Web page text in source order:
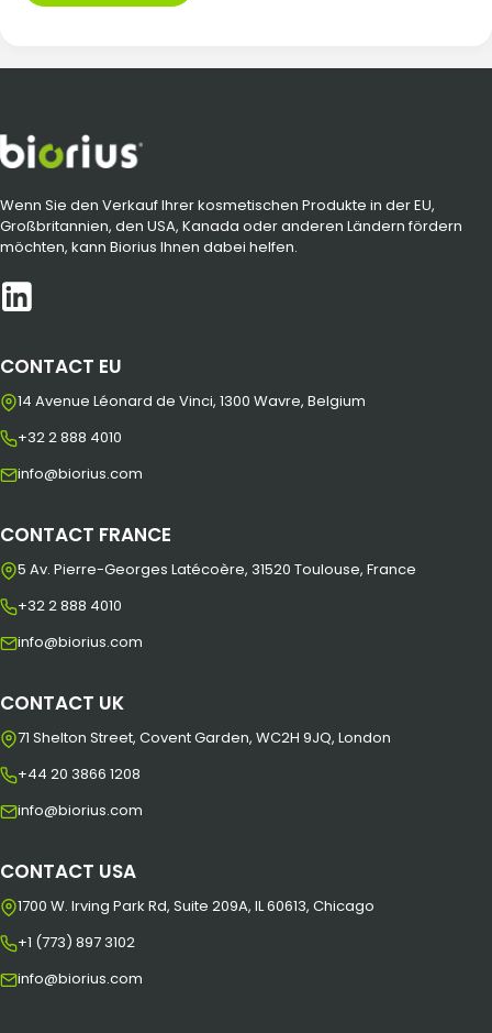
Wenn Sie den Verkauf Ihrer kosmetischen Produkte in der EU,
Großbritannien, den USA, Kanada oder anderen Ländern fördern
möchten, kann Biorius Ihnen dabei helfen.
CONTACT EU
14 Avenue Léonard de Vinci, 1300 Wavre, Belgium
+32 2 888 4010
info@biorius.com
CONTACT FRANCE
5 Av. Pierre-Georges Latécoère, 31520 Toulouse, France
+32 2 888 4010
info@biorius.com
CONTACT UK
71 Shelton Street, Covent Garden, WC2H 9JQ, London
+44 20 3866 1208
info@biorius.com
CONTACT USA
1700 W. Irving Park Rd, Suite 209A, IL 60613, Chicago
+1 (773) 897 3102
info@biorius.com